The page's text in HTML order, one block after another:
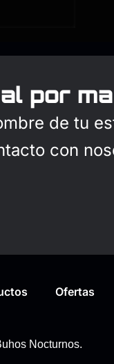
por
de tu
con
Ofertas
Nocturnos.